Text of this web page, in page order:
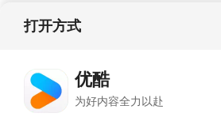
打开方式
优酷
为好内容全力以赴